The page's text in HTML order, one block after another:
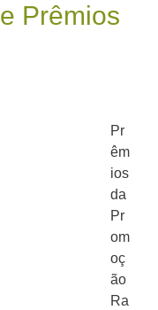
Prêmios
Pr
êm
ios
da
Pr
om
oç
ão
Ra